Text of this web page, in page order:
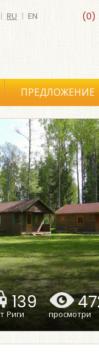
(0)
| RU | EN
ПРЕДЛОЖЕНИЕ
139
Риги просмотри